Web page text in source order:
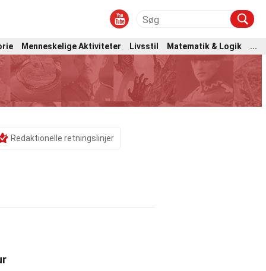
Menneskelige Aktiviteter Livsstil Matematik & Logik ...
Redaktionelle retningslinjer